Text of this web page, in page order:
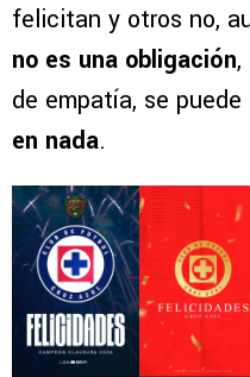
felicitan y otros no,
no es una obligación,
de empatía, se puede
en nada.